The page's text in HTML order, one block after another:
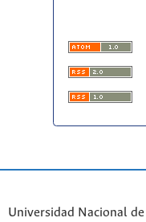
Universidad Nacional